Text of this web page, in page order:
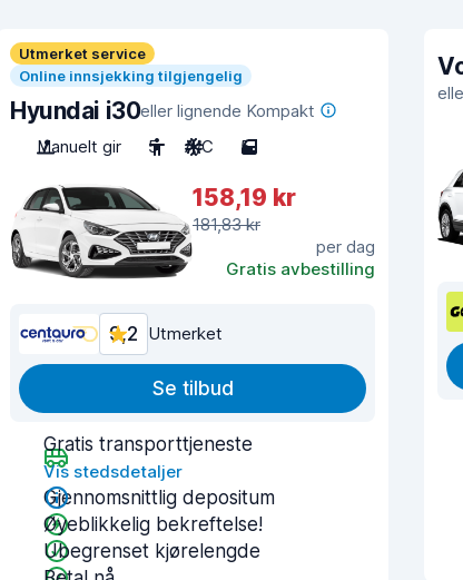
Utmerket service
Online innsjekking tilgjengelig
Hyundai i30eller lignende Kompakt
Manuelt gir
5 A/C 5
158,19 kr
181,83 kr
per dag
Gratis avbestilling
9,2 Utmerket
Se tilbud
Gratis transporttjeneste
Vis stedsdetaljer
Gjennomsnittlig depositum
Øyeblikkelig bekreftelse!
Ubegrenset kjørelengde